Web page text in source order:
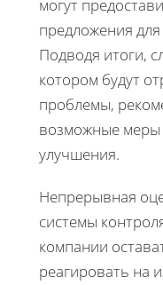
могут
предложения
Подводя итоги,
котором будут
проблемы,
возможные меры
улучшения.
Непрерывная
системы
компании
реагировать на